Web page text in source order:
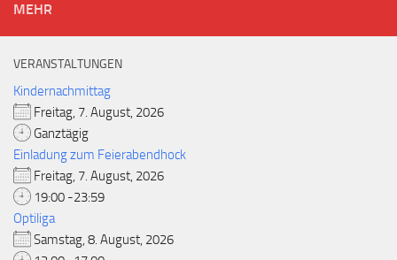
MEHR
VERANSTALTUNGEN
Kindernachmittag
Freitag, 7. August, 2026
Ganztägig
Einladung zum Feierabendhock
Freitag, 7. August, 2026
19:00 -23:59
Optiliga
Samstag, 8. August, 2026